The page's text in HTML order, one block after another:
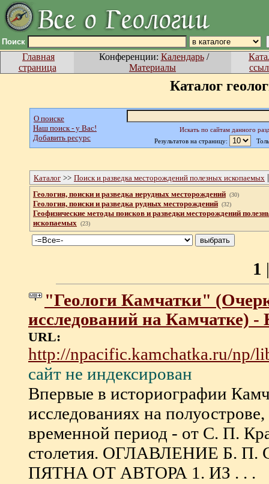
Поиск
Главная
страница
Конференции: Календарь/
Материалы
Каталог
О поиске
Наш поиск - у Вас!
Добавить ресурс
Искать по сайтам данного
Результатов на страницу:
Каталог >> Поиск и разведка месторождений полезных ископаемых
Геология, поиски и разведка нерудных месторождений (30)
Геология, поиски и разведка рудных месторождений (32)
Геофизические методы поисков и разведки месторождений
ископаемых (23)
1
"Геологи Камчатки"
исследований на Камчатке)
URL:
http://npacific.kamchatka.ru/np/
сайт не индексирован
Впервые в историографии
исследованиях на
временной период - от С. П.
столетия. ОГЛАВЛЕНИЕ Б.
ПЯТНА ОТ АВТОРА 1. ИЗ . . .